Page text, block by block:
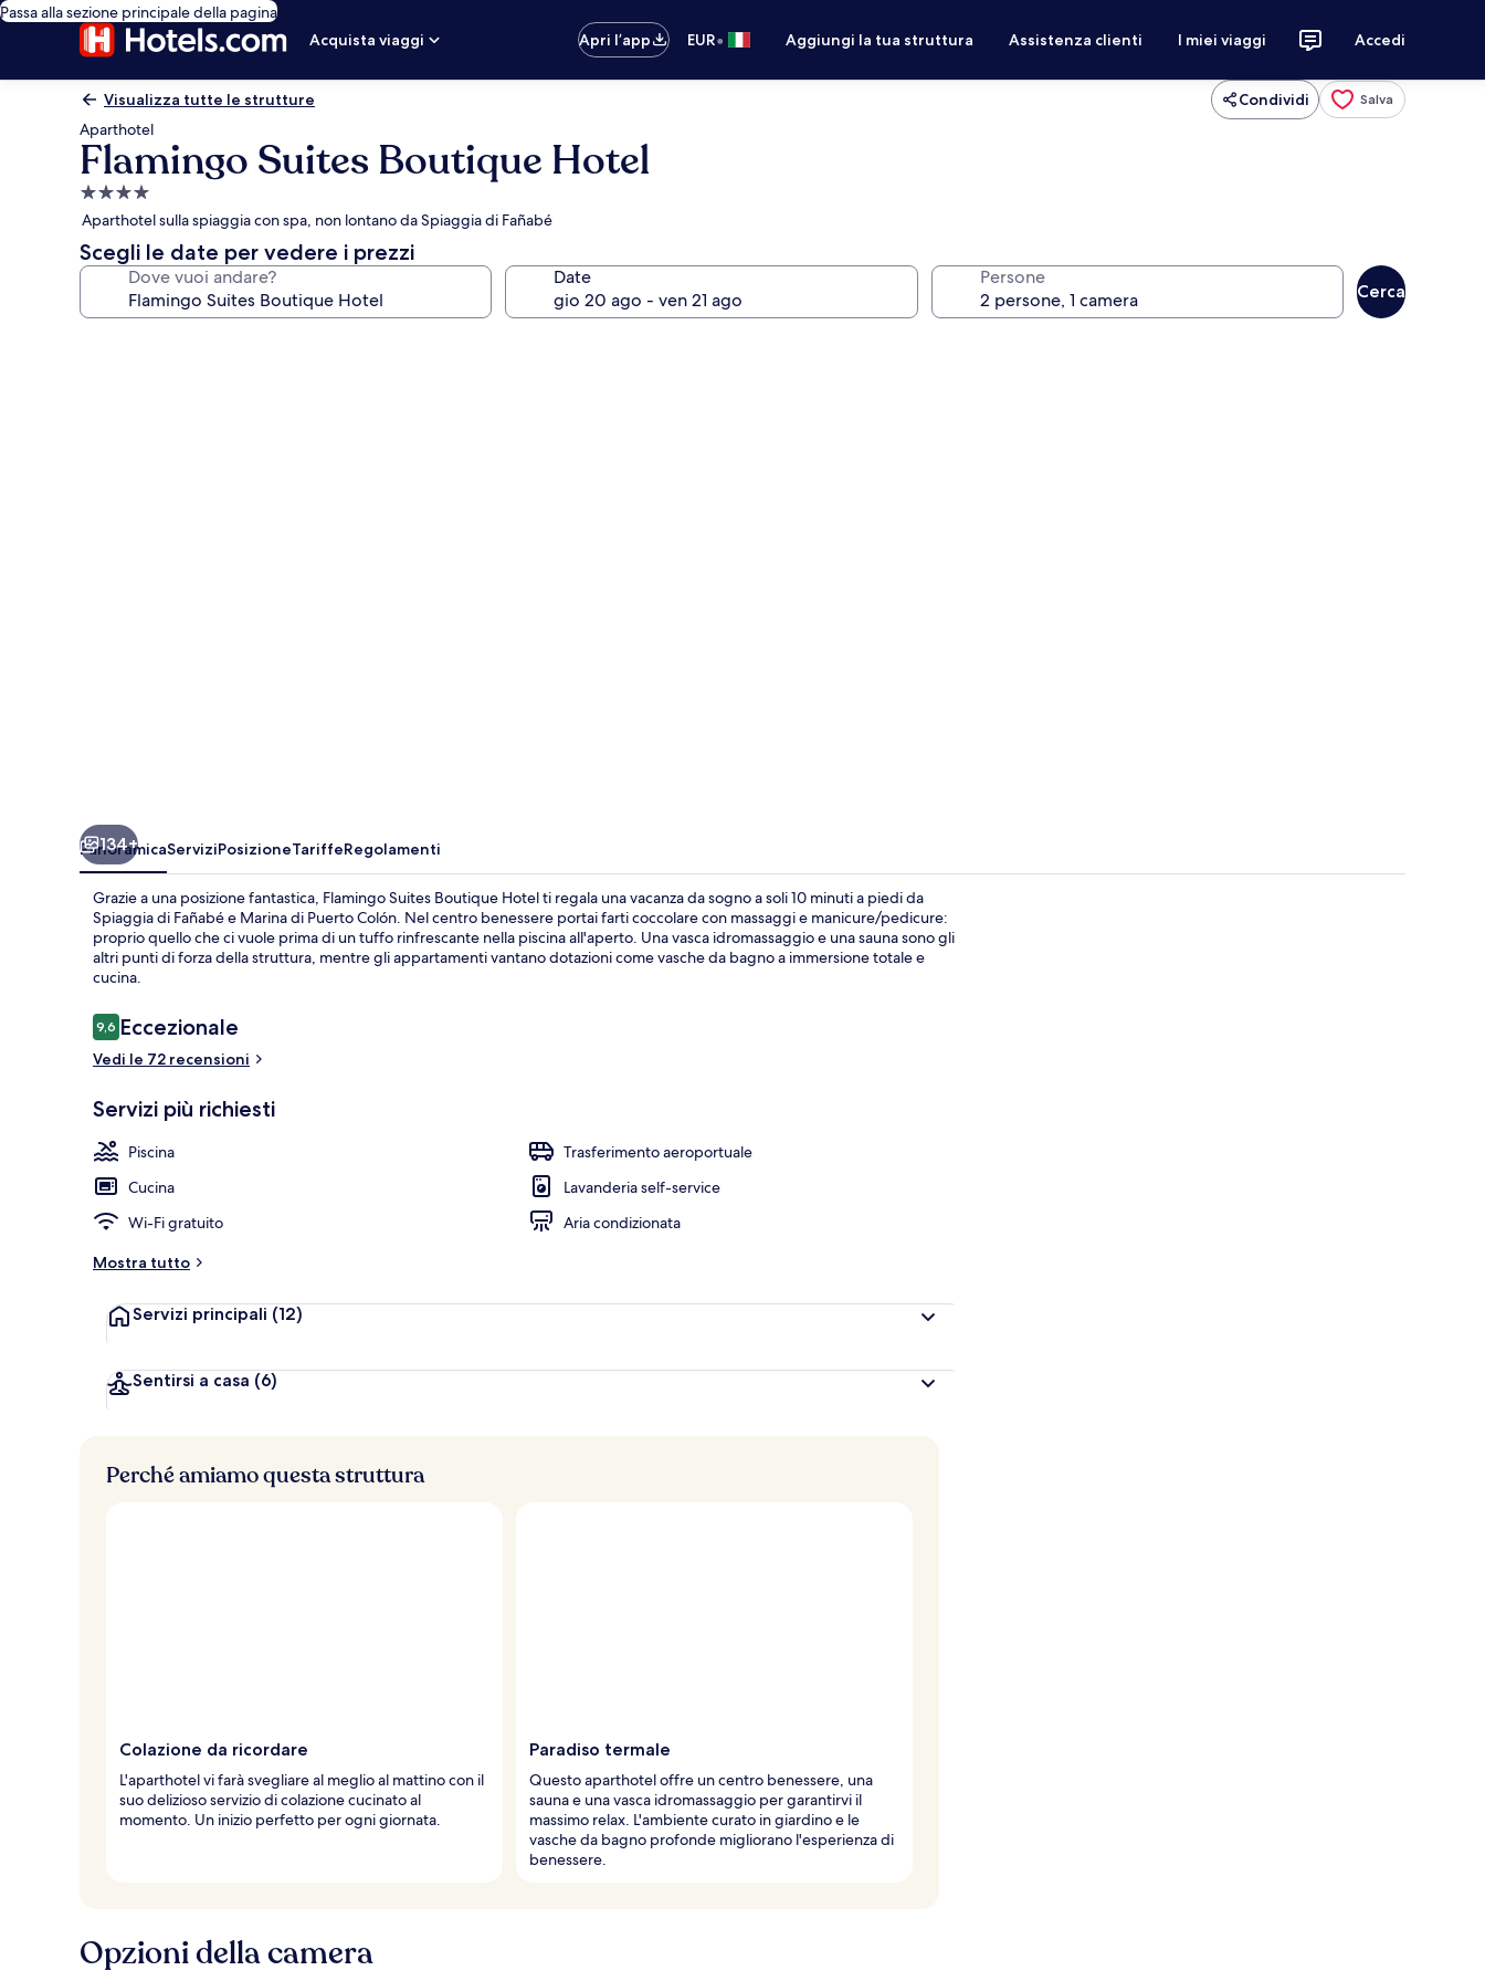
Passa alla sezione principale della pagina
Acquista viaggi
Apri l’app EUR• Aggiungi la tua struttura Assistenza clienti I miei viaggi Accedi
Visualizza tutte le strutture Condividi Salva
Aparthotel
Flamingo Suites Boutique Hotel
Struttura
a
4.0
stelle
Aparthotel sulla spiaggia con spa, non lontano da Spiaggia di Fañabé
Scegli le date per vedere i prezzi
Dove vuoi andare? Date Persone
Cerca
Manicure/pedicure, massaggi
134+
PanoramicaServiziPosizioneTariffeRegolamenti
Grazie a una posizione fantastica, Flamingo Suites Boutique Hotel ti regala una vacanza da sogno a soli 10 minuti a piedi da
Spiaggia di Fañabé e Marina di Puerto Colón. Nel centro benessere portai farti coccolare con massaggi e manicure/pedicure:
proprio quello che ci vuole prima di un tuffo rinfrescante nella piscina all'aperto. Una vasca idromassaggio e una sauna sono gli
altri punti di forza della struttura, mentre gli appartamenti vantano dotazioni come vasche da bagno a immersione totale e
cucina.
Recensioni
9,69,6 su 10
Eccezionale
Vedi le 72 recensioni
Servizi più richiesti
Piscina
Trasferimento aeroportuale
Cucina
Lavanderia self-service
Wi-Fi gratuito
Aria condizionata
Mostra tutto
Servizi principali (12)
Sentirsi a casa (6)
Perché amiamo questa struttura
Colazione da ricordare
L'aparthotel vi farà svegliare al meglio al mattino con il
suo delizioso servizio di colazione cucinato al
momento. Un inizio perfetto per ogni giornata.
Paradiso termale
Questo aparthotel offre un centro benessere, una
sauna e una vasca idromassaggio per garantirvi il
massimo relax. L'ambiente curato in giardino e le
vasche da bagno profonde migliorano l'esperienza di
benessere.
Opzioni della camera